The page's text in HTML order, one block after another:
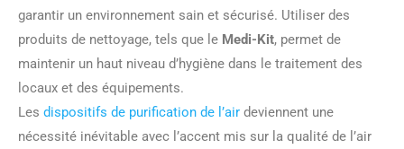
garantir un environnement sain et sécurisé. Utiliser des
produits de nettoyage, tels que le Medi-Kit, permet de
maintenir un haut niveau d’hygiène dans le traitement des
locaux et des équipements.
Les dispositifs de purification de l’air deviennent une
nécessité inévitable avec l’accent mis sur la qualité de l’air